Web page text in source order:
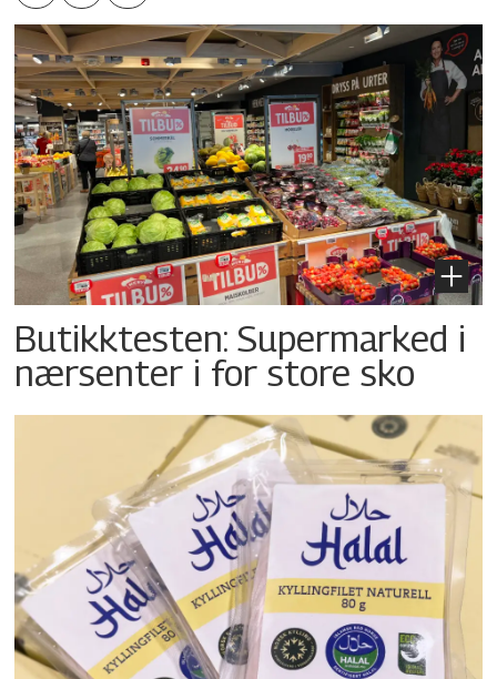
Butikktesten: Supermarked i
nærsenter i for store sko